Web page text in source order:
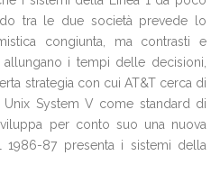
tra le due società prevede lo
congiunta, ma contrasti e
i tempi delle decisioni,
strategia con cui AT&T cerca di
System V come standard di
per conto suo una nuova
87 presenta i sistemi della